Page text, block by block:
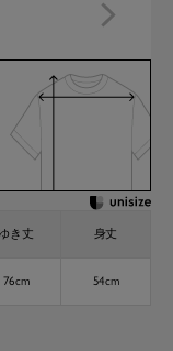
き丈 身丈
76cm 54cm